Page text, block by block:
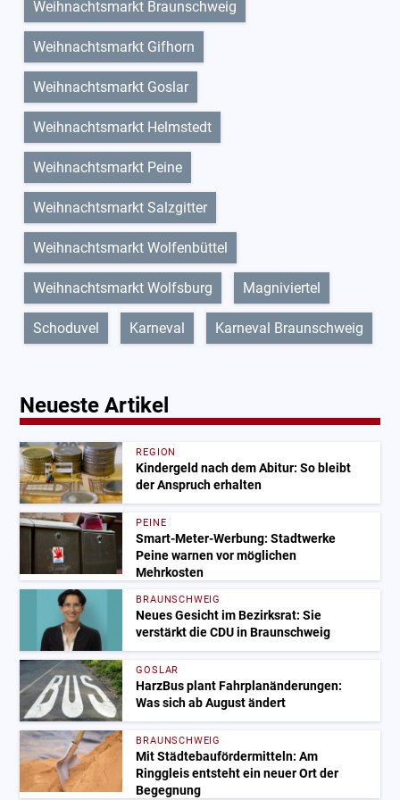
Weihnachtsmarkt Braunschweig
Weihnachtsmarkt Gifhorn
Weihnachtsmarkt Goslar
Weihnachtsmarkt Helmstedt
Weihnachtsmarkt Peine
Weihnachtsmarkt Salzgitter
Weihnachtsmarkt Wolfenbüttel
Weihnachtsmarkt Wolfsburg Magniviertel
Schoduvel Karneval Karneval Braunschweig
Neueste Artikel
REGION
Kindergeld nach dem Abitur: So bleibt
der Anspruch erhalten
PEINE
Smart-Meter-Werbung: Stadtwerke
Peine warnen vor möglichen
Mehrkosten
BRAUNSCHWEIG
Neues Gesicht im Bezirksrat: Sie
verstärkt die CDU in Braunschweig
GOSLAR
HarzBus plant Fahrplanänderungen:
Was sich ab August ändert
BRAUNSCHWEIG
Mit Städtebaufördermitteln: Am
Ringgleis entsteht ein neuer Ort der
Begegnung